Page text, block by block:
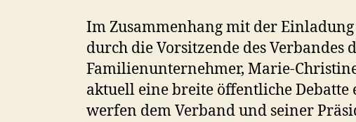
Im Zusammenhang mit der
durch die Vorsitzende des Verbandes
Familienunternehmer, Marie-
aktuell eine breite öffentliche
werfen dem Verband und seiner